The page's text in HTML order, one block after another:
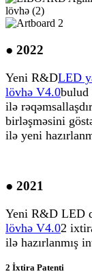
● 2022
Yeni R&DLED
lövhə V4.0bulud
ilə
birləşməsini
ilə yeni
● 2021
Yeni R&D LED
lövhə V4.02
ilə hazırlanmış
2 İxtira Patenti